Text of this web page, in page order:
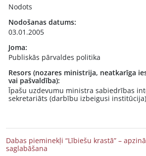
Nodots
Nodošanas datums:
03.01.2005
Joma:
Publiskās pārvaldes politika
Resors (nozares ministrija, neatkarīga
vai pašvaldība):
Īpašu uzdevumu ministra sabiedrības
sekretariāts (darbību izbeigusi institūcija)
Dabas pieminekļi “Lībiešu krastā” –
saglabāšana